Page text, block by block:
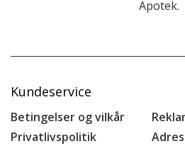
Apotek.
Kundeservice
Betingelser og vilkår
Privatlivspolitik